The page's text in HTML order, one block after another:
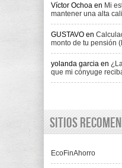
Víctor Ochoa en Mi
mantener una alta
GUSTAVO en
monto de tu pensión
yolanda garcia en
que mi cónyuge
Sitios
EcoFinAhorro